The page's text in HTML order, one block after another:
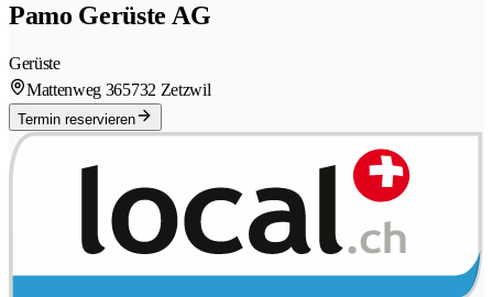
Pamo Gerüste AG
Gerüste
Mattenweg 365732 Zetzwil
Termin reservieren